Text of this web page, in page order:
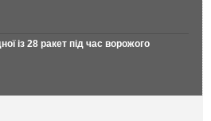
із 28 ракет під час ворожого